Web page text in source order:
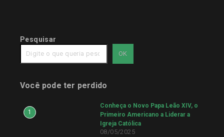
Pesquisar
OK
Você pode ter perdido
1
Conheça o Novo Papa Leão XIV, o
Primeiro Americano a Liderar a
Igreja Católica
08/05/2025